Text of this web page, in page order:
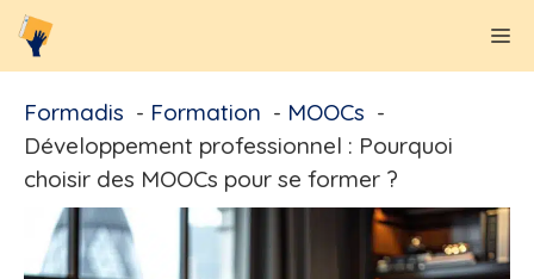
Aller
au
Formadis Formation
MOOCs
Développement professionnel : Pourquoi
choisir des MOOCs pour se former ?